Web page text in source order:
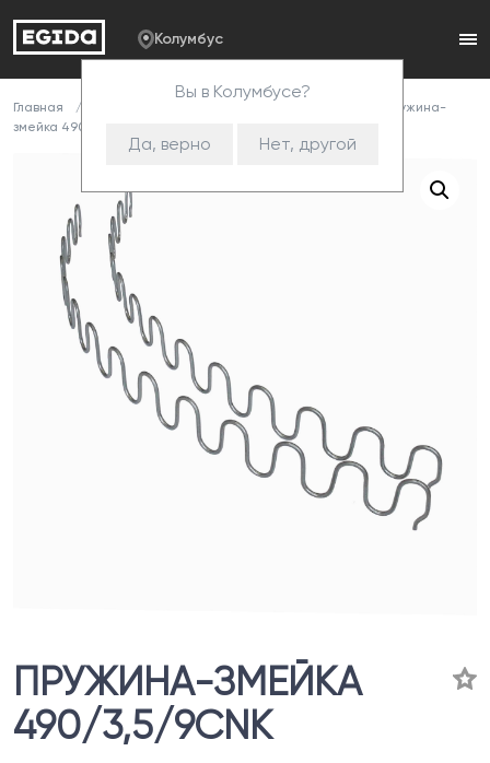
Колумбус
Вы в Колумбусе?
Да, верно Нет, другой
Главная
Пружина-
змейка 490/3,5/9cnk
ПРУЖИНА-ЗМЕЙКА
490/3,5/9CNK